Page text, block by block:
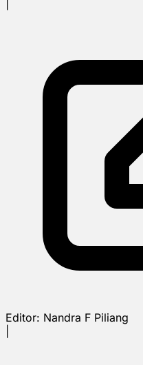
Editor: Nandra F Piliang